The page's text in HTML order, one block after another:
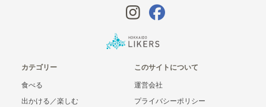
カテゴリー
食べる
出かける／楽しむ
このサイトについて
運営会社
プライバシーポリシー